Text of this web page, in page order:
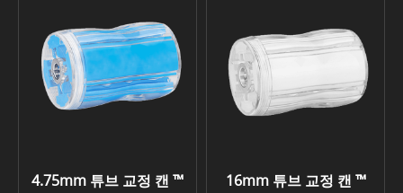
4.75mm 튜브 교정 캔 ™ 16mm 튜브 교정 캔 ™